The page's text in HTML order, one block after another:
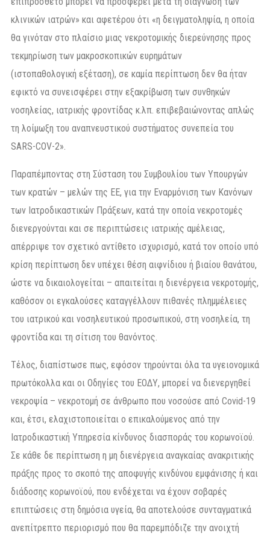
κλινικών ιατρών» και αφετέρου ότι «η δειγματοληψία, η οποία
θα γινόταν στο πλαίσιο μιας νεκροτομικής διερεύνησης προς
τεκμηρίωση των μακροσκοπικών ευρημάτων
(ιστοπαθολογική εξέταση), σε καμία περίπτωση δεν θα ήταν
εφικτό να συνεισφέρει στην εξακρίβωση των συνθηκών
νοσηλείας, ιατρικής φροντίδας κ.λπ. επιβεβαιώνοντας απλώς
τη λοίμωξη του αναπνευστικού συστήματος συνεπεία του
SARS-COV-2».
Παραπέμποντας στη Σύσταση του Συμβουλίου των Υπουργών
των κρατών – μελών της ΕΕ, για την Εναρμόνιση των Κανόνων
των Ιατροδικαστικών Πράξεων, κατά την οποία νεκροτομές
διενεργούνται και σε περιπτώσεις ιατρικής αμέλειας,
απέρριψε τον σχετικό αντίθετο ισχυρισμό, κατά τον οποίο υπό
κρίση περίπτωση δεν υπέχει θέση αιφνίδιου ή βιαίου θανάτου,
ώστε να δικαιολογείται – απαιτείται η διενέργεια νεκροτομής,
καθόσον οι εγκαλούσες καταγγέλλουν πιθανές πλημμέλειες
του ιατρικού και νοσηλευτικού προσωπικού, στη νοσηλεία, τη
φροντίδα και τη σίτιση του θανόντος.
Τέλος, διαπίστωσε πως, εφόσον τηρούνται όλα τα υγειονομικά
πρωτόκολλα και οι Οδηγίες του ΕΟΔΥ, μπορεί να διενεργηθεί
νεκροψία – νεκροτομή σε άνθρωπο που νοσούσε από Covid-19
και, έτσι, ελαχιστοποιείται ο επικαλούμενος από την
Ιατροδικαστική Υπηρεσία κίνδυνος διασποράς του κορωνοϊού.
Σε κάθε δε περίπτωση η μη διενέργεια αναγκαίας ανακριτικής
πράξης προς το σκοπό της αποφυγής κινδύνου εμφάνισης ή και
διάδοσης κορωνοϊού, που ενδέχεται να έχουν σοβαρές
επιπτώσεις στη δημόσια υγεία, θα αποτελούσε συνταγματικά
ανεπίτρεπτο περιορισμό που θα παρεμπόδιζε την ανοιχτή